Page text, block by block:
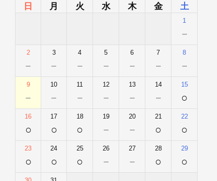
日 月 火 水 木 金 土
1
－
2
－
3
－
4
－
5
－
6
－
7
－
8
－
9
－
10
－
11
－
12
－
13
－
14
－
15
○
16
○
17
○
18
○
19
－
20
－
21
○
22
○
23
○
24
○
25
○
26
－
27
－
28
○
29
○